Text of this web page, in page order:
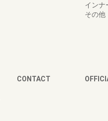
インナ
その他
CONTACT